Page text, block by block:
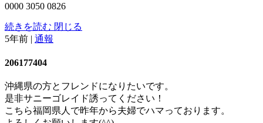
0000 3050 0826
続きを読む 閉じる
5年前 | 通報
206177404
沖縄県の方とフレンドになりたいです。
是非サニーゴレイド誘ってください！
こちら福岡県人で昨年から夫婦でハマっております。